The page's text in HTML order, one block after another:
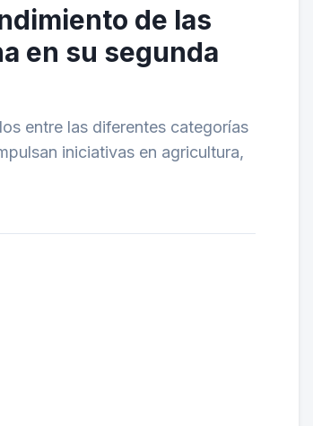
de las
en su segunda
entre las diferentes categorías
iniciativas en agricultura,